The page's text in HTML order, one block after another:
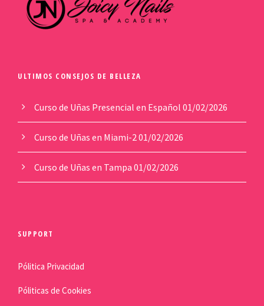
ULTIMOS CONSEJOS DE BELLEZA
Curso de Uñas Presencial en Español 01/02/2026
Curso de Uñas en Miami-201/02/2026
Curso de Uñas en Tampa 01/02/2026
SUPPORT
Pólitica Privacidad
Póliticas de Cookies